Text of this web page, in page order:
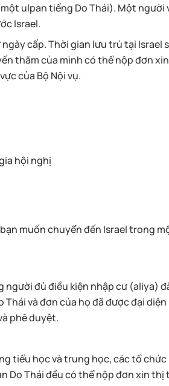
ulpan tiếng Do Thái). Một người
Israel.
cấp. Thời gian lưu trú tại Israel
thăm của mình có thể nộp đơn
của Bộ Nội vụ.
hội nghị
muốn chuyển đến Israel trong
đủ điều kiện nhập cư (aliya)
Thái và đơn của họ đã được đại
phê duyệt.
tiểu học và trung học, các tổ
Do Thái đều có thể nộp đơn xin thị